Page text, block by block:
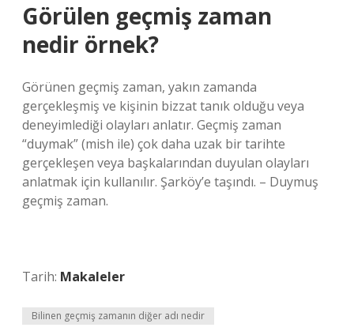
Görülen geçmiş zaman
nedir örnek?
Görünen geçmiş zaman, yakın zamanda
gerçekleşmiş ve kişinin bizzat tanık olduğu veya
deneyimlediği olayları anlatır. Geçmiş zaman
“duymak” (mish ile) çok daha uzak bir tarihte
gerçekleşen veya başkalarından duyulan olayları
anlatmak için kullanılır. Şarköy’e taşındı. – Duymuş
geçmiş zaman.
Tarih: Makaleler
Bilinen geçmiş zamanın diğer adı nedir